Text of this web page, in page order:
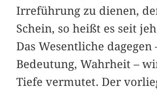
Irreführung zu dienen,
Schein, so heißt es seit
Das Wesentliche dagegen
Bedeutung, Wahrheit –
Tiefe vermutet. Der